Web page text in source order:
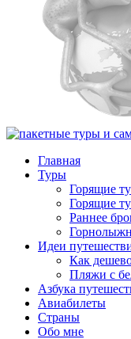
Главная
Туры
Горящие
Горящие
Раннее
Идеи
Как
Пляжи с
Азбука
Авиабилеты
Страны
Обо мне